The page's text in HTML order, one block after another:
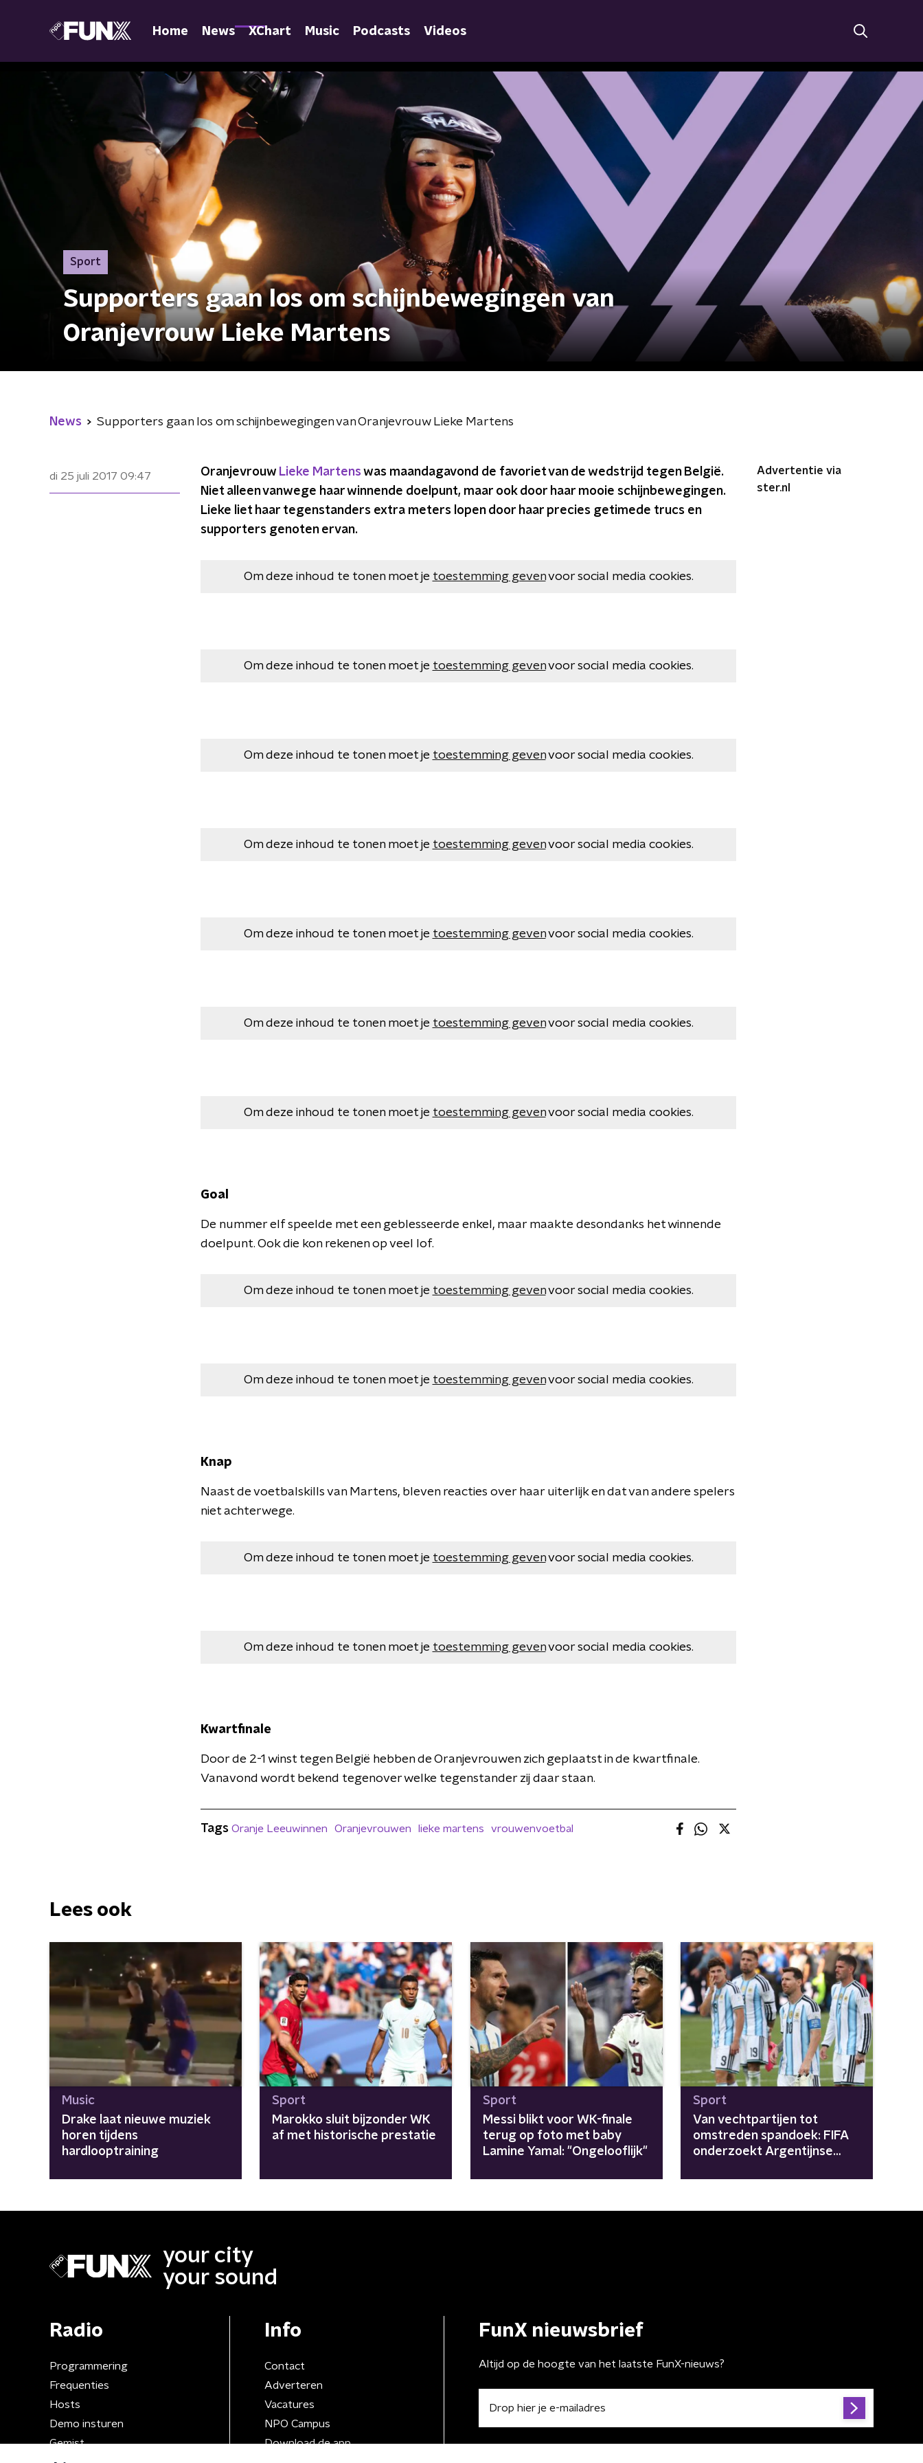
Home News XChart Music Podcasts Videos
Sport
Supporters gaan los om schijnbewegingen van
Oranjevrouw Lieke Martens
News Supporters gaan los om schijnbewegingen van Oranjevrouw Lieke Martens
di 25 juli 2017 09:47 Oranjevrouw Lieke Martens was maandagavond de favoriet van de wedstrijd tegen België.
Niet alleen vanwege haar winnende doelpunt, maar ook door haar mooie schijnbewegingen.
Lieke liet haar tegenstanders extra meters lopen door haar precies getimede trucs en
supporters genoten ervan.
Om deze inhoud te tonen moet je toestemming gevenvoor social media cookies.
Om deze inhoud te tonen moet je toestemming gevenvoor social media cookies.
Om deze inhoud te tonen moet je toestemming gevenvoor social media cookies.
Om deze inhoud te tonen moet je toestemming gevenvoor social media cookies.
Om deze inhoud te tonen moet je toestemming gevenvoor social media cookies.
Om deze inhoud te tonen moet je toestemming gevenvoor social media cookies.
Om deze inhoud te tonen moet je toestemming gevenvoor social media cookies.
Goal
De nummer elf speelde met een geblesseerde enkel, maar maakte desondanks het winnende
doelpunt. Ook die kon rekenen op veel lof.
Om deze inhoud te tonen moet je toestemming gevenvoor social media cookies.
Om deze inhoud te tonen moet je toestemming gevenvoor social media cookies.
Knap
Naast de voetbalskills van Martens, bleven reacties over haar uiterlijk en dat van andere spelers
niet achterwege.
Om deze inhoud te tonen moet je toestemming gevenvoor social media cookies.
Om deze inhoud te tonen moet je toestemming gevenvoor social media cookies.
Kwartfinale
Door de 2-1 winst tegen België hebben de Oranjevrouwen zich geplaatst in de kwartfinale.
Vanavond wordt bekend tegenover welke tegenstander zij daar staan.
Advertentie via
ster.nl
Tags Oranje Leeuwinnen Oranjevrouwen lieke martens vrouwenvoetbal
Lees ook
Music
Drake laat nieuwe muziek
horen tijdens
hardlooptraining
Sport
Marokko sluit bijzonder WK
af met historische prestatie
Sport
Messi blikt voor WK-finale
terug op foto met baby
Lamine Yamal: "Ongelooflijk"
Sport
Van vechtpartijen tot
omstreden spandoek: FIFA
onderzoekt Argentijnse
your city
your sound
Radio
Programmering
Frequenties
Hosts
Demo insturen
Gemist
Info
Contact
Adverteren
Vacatures
NPO Campus
Download de app
FunX nieuwsbrief
Altijd op de hoogte van het laatste FunX-nieuws?